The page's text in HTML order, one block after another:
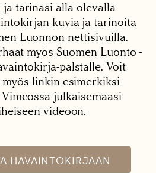
ja tarinasi alla olevalla
kuvia ja tarinoita
Luonnon nettisivuilla.
myös Suomen Luonto -
palstalle. Voit
linkin esimerkiksi
julkaisemaasi
videoon.
HAVAINTOKIRJAAN